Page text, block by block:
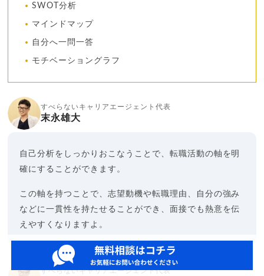
SWOT分析
マインドマップ
自分へ一問一答
モチベーショングラフ
すべらないキャリアエージェント代表
末永雄大
自己分析をしっかりおこなうことで、転職活動の軸を明
確にすることができます。
この軸を持つことで、志望動機や転職理由、自分の強み
などに一貫性を持たせることができ、面接でも熱意を伝
えやすくなりますよ。
すべらないキャリアエージェント代表